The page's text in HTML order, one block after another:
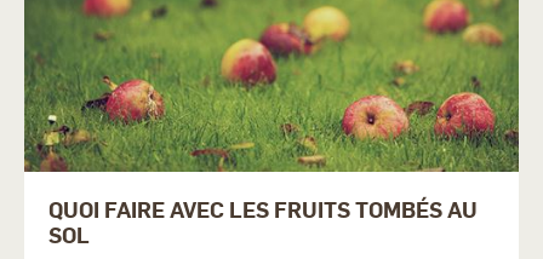
QUOI FAIRE AVEC LES FRUITS TOMBÉS AU
SOL